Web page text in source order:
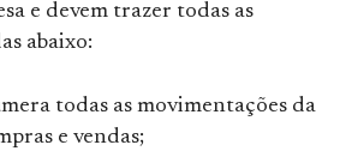
e devem trazer todas as
abaixo:
todas as movimentações da
e vendas;